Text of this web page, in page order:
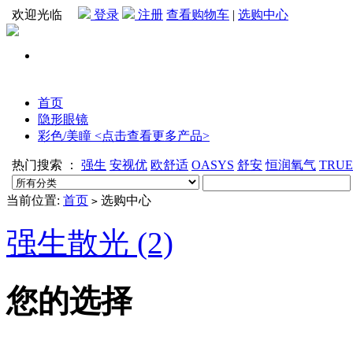
欢迎光临 登录 注册 查看购物车 | 选购中心
首页
隐形眼镜
彩色/美瞳 <点击查看更多产品>
热门搜索 ： 强生 安视优 欧舒适 OASYS 舒安 恒润氧气
当前位置: 首页 > 选购中心
强生散光 (2)
您的选择